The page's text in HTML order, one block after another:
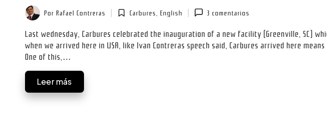
Publicado
por
Por Rafael Contreras
Publicada
en
Carbures,English 3 comentarios
Last wednesday, Carbures celebrated the inauguration of a new facility (Greenville, SC)
when we arrived here in USA, like Ivan Contreras speech said, Carbures arrived here
One of this,…
Leer más